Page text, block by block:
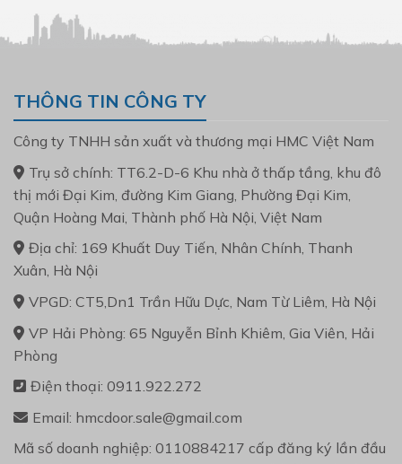
THÔNG TIN CÔNG TY
Công ty TNHH sản xuất và thương mại HMC Việt Nam
Trụ sở chính: TT6.2-D-6 Khu nhà ở thấp tầng, khu đô
thị mới Đại Kim, đường Kim Giang, Phường Đại Kim,
Quận Hoàng Mai, Thành phố Hà Nội, Việt Nam
Địa chỉ: 169 Khuất Duy Tiến, Nhân Chính, Thanh
Xuân, Hà Nội
VPGD: CT5,Dn1 Trần Hữu Dực, Nam Từ Liêm, Hà Nội
VP Hải Phòng: 65 Nguyễn Bỉnh Khiêm, Gia Viên, Hải
Phòng
Điện thoại: 0911.922.272
Email: hmcdoor.sale@gmail.com
Mã số doanh nghiệp: 0110884217 cấp đăng ký lần đầu